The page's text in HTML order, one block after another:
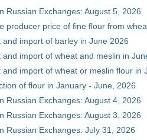
Russian Exchanges: August 5, 2026
producer price of fine flour from
and import of barley in June 2026
and import of wheat and meslin in
and import of wheat or meslin flour in
of flour in January - June, 2026
Russian Exchanges: August 4, 2026
Russian Exchanges: August 3, 2026
Russian Exchanges: July 31, 2026